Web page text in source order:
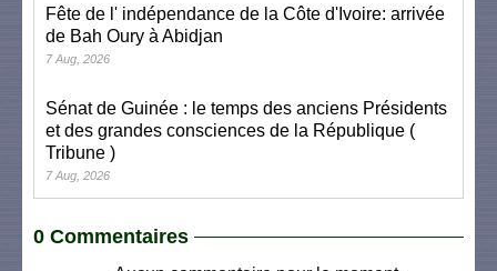
Fête de l' indépendance de la Côte d'Ivoire: arrivée
de Bah Oury à Abidjan
7 Aug, 2026
Sénat de Guinée : le temps des anciens Présidents
et des grandes consciences de la République (
Tribune )
7 Aug, 2026
0 Commentaires